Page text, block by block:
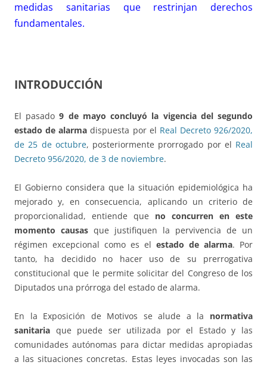
medidas sanitarias que restrinjan derechos
fundamentales.
INTRODUCCIÓN
El pasado9 de mayo concluyó la vigencia del segundo
estado de alarma dispuesta por el Real Decreto 926/2020,
de 25 de octubre, posteriormente prorrogado por el Real
Decreto 956/2020, de 3 de noviembre.
El Gobierno considera que la situación epidemiológica ha
mejorado y, en consecuencia, aplicando un criterio de
proporcionalidad, entiende que no concurren en este
momento causas que justifiquen la pervivencia de un
régimen excepcional como es el estado de alarma. Por
tanto, ha decidido no hacer uso de su prerrogativa
constitucional que le permite solicitar del Congreso de los
Diputados una prórroga del estado de alarma.
En la Exposición de Motivos se alude a la normativa
sanitaria que puede ser utilizada por el Estado y las
comunidades autónomas para dictar medidas apropiadas
a las situaciones concretas. Estas leyes invocadas son las